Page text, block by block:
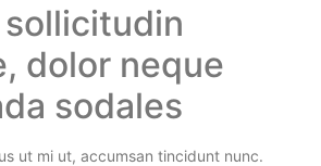
dolor neque
sodales
ut mi ut, accumsan tincidunt nunc.